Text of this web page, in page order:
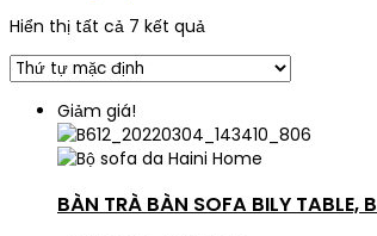
Hiển thị tất cả 7 kết quả
Giảm giá!
BÀN TRÀ BÀN SOFA BILY TABLE,